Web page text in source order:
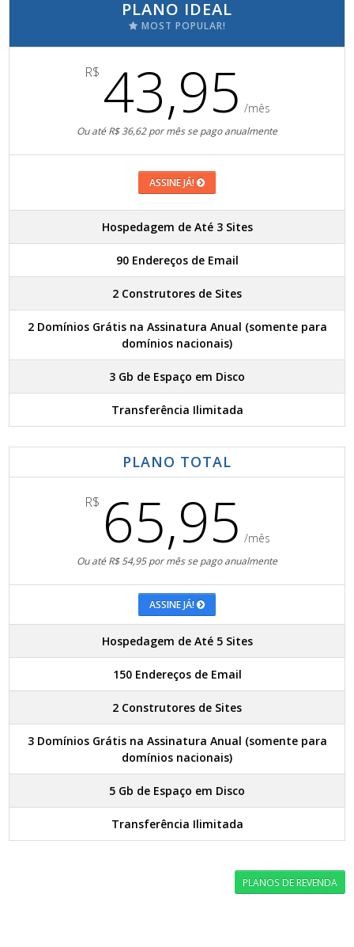
PLANO IDEAL
MOST POPULAR!
R$ 43,95 /mês
Ou até R$ 36,62 por mês se pago anualmente
ASSINE JÁ!
Hospedagem de Até 3 Sites
90 Endereços de Email
2 Construtores de Sites
2 Domínios Grátis na Assinatura Anual (somente para
domínios nacionais)
3 Gb de Espaço em Disco
Transferência Ilimitada
PLANO TOTAL
R$ 65,95 /mês
Ou até R$ 54,95 por mês se pago anualmente
ASSINE JÁ!
Hospedagem de Até 5 Sites
150 Endereços de Email
2 Construtores de Sites
3 Domínios Grátis na Assinatura Anual (somente para
domínios nacionais)
5 Gb de Espaço em Disco
Transferência Ilimitada
PLANOS DE REVENDA